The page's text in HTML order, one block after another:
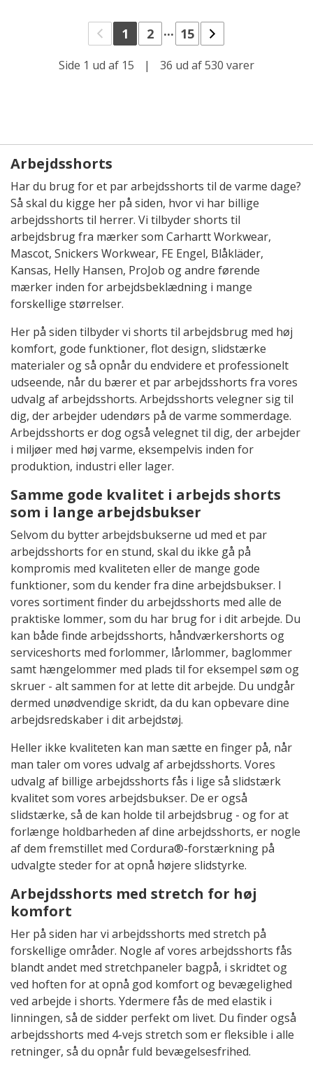
1 2 ... 15
Side 1 ud af 15 | 36 ud af 530 varer
Arbejdsshorts
Har du brug for et par arbejdsshorts til de varme dage?
Så skal du kigge her på siden, hvor vi har billige
arbejdsshorts til herrer. Vi tilbyder shorts til
arbejdsbrug fra mærker som Carhartt Workwear,
Mascot, Snickers Workwear, FE Engel, Blåkläder,
Kansas, Helly Hansen, ProJob og andre førende
mærker inden for arbejdsbeklædning i mange
forskellige størrelser.
Her på siden tilbyder vi shorts til arbejdsbrug med høj
komfort, gode funktioner, flot design, slidstærke
materialer og så opnår du endvidere et professionelt
udseende, når du bærer et par arbejdsshorts fra vores
udvalg af arbejdsshorts. Arbejdsshorts velegner sig til
dig, der arbejder udendørs på de varme sommerdage.
Arbejdsshorts er dog også velegnet til dig, der arbejder
i miljøer med høj varme, eksempelvis inden for
produktion, industri eller lager.
Samme gode kvalitet i arbejds shorts
som i lange arbejdsbukser
Selvom du bytter arbejdsbukserne ud med et par
arbejdsshorts for en stund, skal du ikke gå på
kompromis med kvaliteten eller de mange gode
funktioner, som du kender fra dine arbejdsbukser. I
vores sortiment finder du arbejdsshorts med alle de
praktiske lommer, som du har brug for i dit arbejde. Du
kan både finde arbejdsshorts, håndværkershorts og
serviceshorts med forlommer, lårlommer, baglommer
samt hængelommer med plads til for eksempel søm og
skruer - alt sammen for at lette dit arbejde. Du undgår
dermed unødvendige skridt, da du kan opbevare dine
arbejdsredskaber i dit arbejdstøj.
Heller ikke kvaliteten kan man sætte en finger på, når
man taler om vores udvalg af arbejdsshorts. Vores
udvalg af billige arbejdsshorts fås i lige så slidstærk
kvalitet som vores arbejdsbukser. De er også
slidstærke, så de kan holde til arbejdsbrug - og for at
forlænge holdbarheden af dine arbejdsshorts, er nogle
af dem fremstillet med Cordura®-forstærkning på
udvalgte steder for at opnå højere slidstyrke.
Arbejdsshorts med stretch for høj
komfort
Her på siden har vi arbejdsshorts med stretch på
forskellige områder. Nogle af vores arbejdsshorts fås
blandt andet med stretchpaneler bagpå, i skridtet og
ved hoften for at opnå god komfort og bevægelighed
ved arbejde i shorts. Ydermere fås de med elastik i
linningen, så de sidder perfekt om livet. Du finder også
arbejdsshorts med 4-vejs stretch som er fleksible i alle
retninger, så du opnår fuld bevægelsesfrihed.